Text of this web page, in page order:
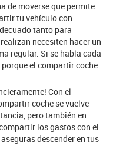
de moverse que permite
tu vehículo con
tanto para
necesiten hacer un
regular. Si se habla cada
el compartir coche
Con el
coche se vuelve
pero también en
los gastos con el
descender en tus